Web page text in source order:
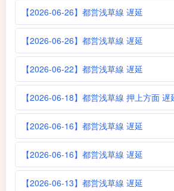
【2026-06-26】都営浅草線 遅延
【2026-06-26】都営浅草線 遅延
【2026-06-22】都営浅草線 遅延
【2026-06-18】都営浅草線 押上方面 遅
【2026-06-16】都営浅草線 遅延
【2026-06-16】都営浅草線 遅延
【2026-06-13】都営浅草線 遅延